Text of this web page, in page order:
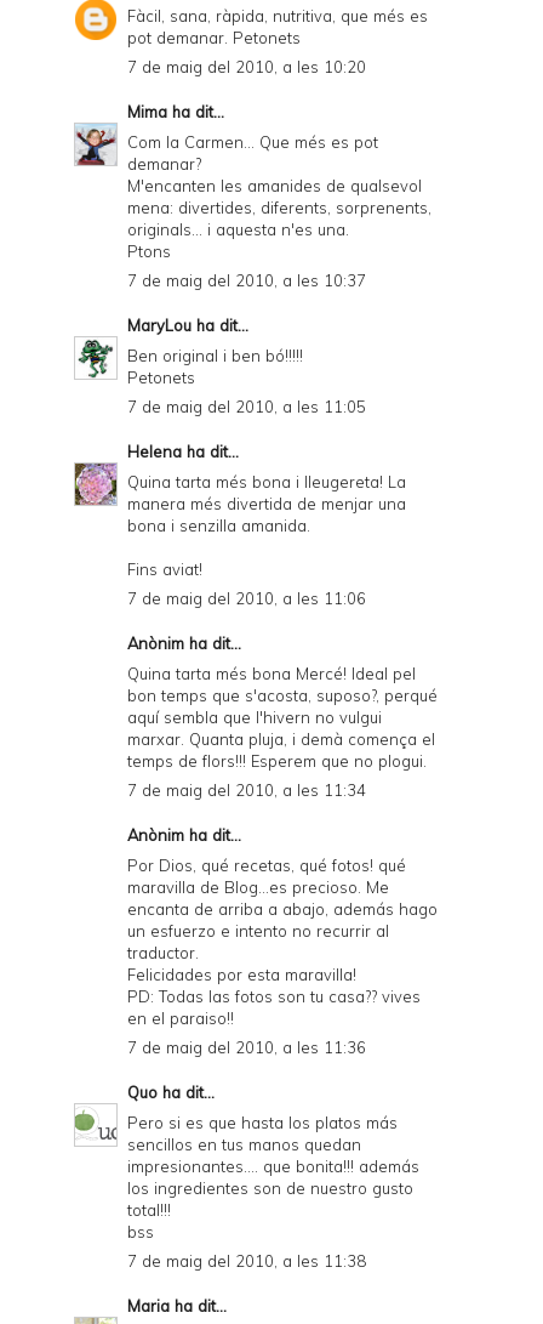
Fàcil, sana, ràpida, nutritiva, que més es
pot demanar. Petonets
7 de maig del 2010, a les 10:20
Mima ha dit...
Com la Carmen... Que més es pot
demanar?
M'encanten les amanides de qualsevol
mena: divertides, diferents, sorprenents,
originals... i aquesta n'es una.
Ptons
7 de maig del 2010, a les 10:37
MaryLou ha dit...
Ben original i ben bó!!!!!
Petonets
7 de maig del 2010, a les 11:05
Helena ha dit...
Quina tarta més bona i lleugereta! La
manera més divertida de menjar una
bona i senzilla amanida.
Fins aviat!
7 de maig del 2010, a les 11:06
Anònim ha dit...
Quina tarta més bona Mercé! Ideal pel
bon temps que s'acosta, suposo?, perqué
aquí sembla que l'hivern no vulgui
marxar. Quanta pluja, i demà comença el
temps de flors!!! Esperem que no plogui.
7 de maig del 2010, a les 11:34
Anònim ha dit...
Por Dios, qué recetas, qué fotos! qué
maravilla de Blog...es precioso. Me
encanta de arriba a abajo, además hago
un esfuerzo e intento no recurrir al
traductor.
Felicidades por esta maravilla!
PD: Todas las fotos son tu casa?? vives
en el paraiso!!
7 de maig del 2010, a les 11:36
Quo ha dit...
Pero si es que hasta los platos más
sencillos en tus manos quedan
impresionantes.... que bonita!!! además
los ingredientes son de nuestro gusto
total!!!
bss
7 de maig del 2010, a les 11:38
Maria ha dit...